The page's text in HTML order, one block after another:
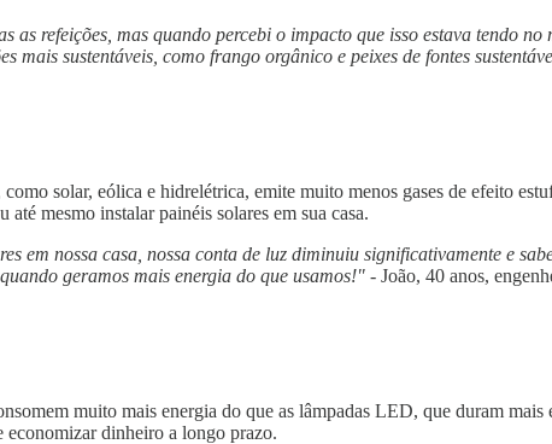
as refeições, mas quando percebi o impacto que isso estava tendo
mais sustentáveis, como frango orgânico e peixes de fontes
solar, eólica e hidrelétrica, emite muito menos gases de efeito
mesmo instalar painéis solares em sua casa.
em nossa casa, nossa conta de luz diminuiu significativamente e
geramos mais energia do que usamos!" - João, 40 anos,
muito mais energia do que as lâmpadas LED, que duram
economizar dinheiro a longo prazo.